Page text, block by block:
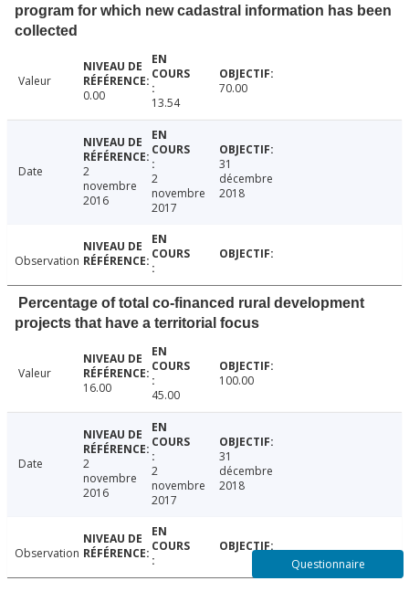
program for which new cadastral information has been
collected
Valeur
0.00
13.54
70.00
Date
2
novembre
2016
2
novembre
2017
31
décembre
2018
Observation
Percentage of total co-financed rural development
projects that have a territorial focus
Valeur
16.00
45.00
100.00
Date
2
novembre
2016
2
novembre
2017
31
décembre
2018
Observation
Questionnaire